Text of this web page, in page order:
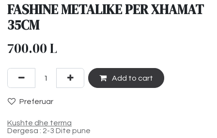
FASHINE METALIKE PER XHAMAT
35CM
700.00L
Add to cart
Preferuar
Kushte dhe terma
Dergesa : 2-3 Dite pune